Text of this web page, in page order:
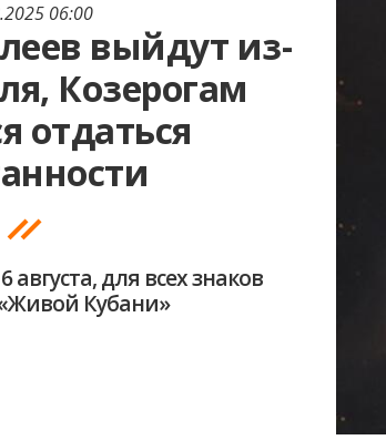
06:00
выйдут из-
Козерогам
отдаться
августа, для всех знаков
Кубани»